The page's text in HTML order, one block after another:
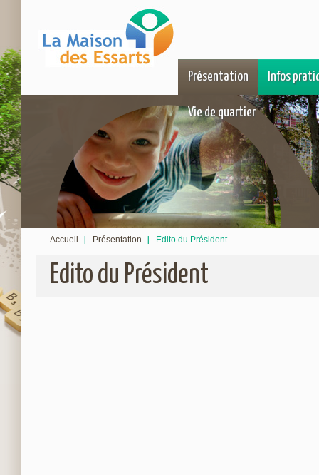
Présentation Infos
Vie de quartier
Accueil Présentation Edito du Président
Edito du Président